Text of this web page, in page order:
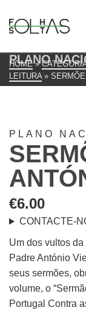
PLANO
HOME »
LEITURA »
PLANO
€6.00
CONTACTE-
Um dos vultos
Padre António
seus sermões,
volume, o
Portugal Contra